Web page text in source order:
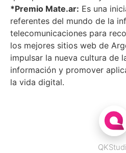
*Premio Mate.ar: Es una
referentes del mundo de la
telecomunicaciones para
los mejores sitios web de
impulsar la nueva cultura de
información y promover
la vida digital.